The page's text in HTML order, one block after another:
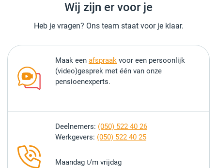
Wij zijn er voor je
Heb je vragen? Ons team staat voor je klaar.
Maak een afspraak voor een persoonlijk
(video)gesprek met één van onze
pensioenexperts.
Deelnemers: (050) 522 40 26
Werkgevers: (050) 522 40 25
Maandag t/m vrijdag